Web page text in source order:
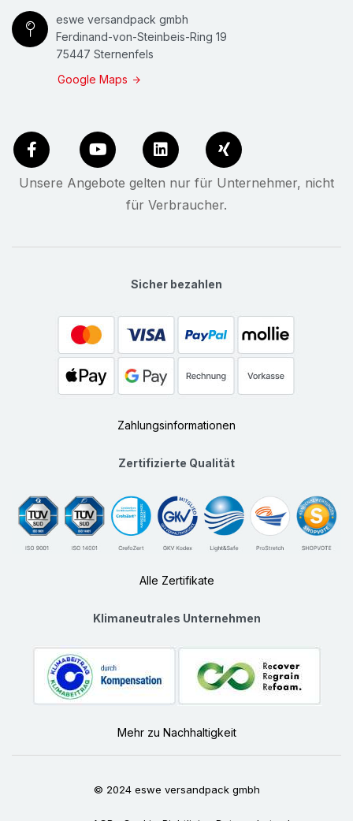
eswe versandpack gmbh
Ferdinand-von-Steinbeis-Ring 19
75447 Sternenfels
Google Maps
Unsere Angebote gelten nur für Unternehmer, nicht
für Verbraucher.
Sicher bezahlen
Zahlungsinformationen
Zertifizierte Qualität
Alle Zertifikate
Klimaneutrales Unternehmen
Mehr zu Nachhaltigkeit
© 2024 eswe versandpack gmbh